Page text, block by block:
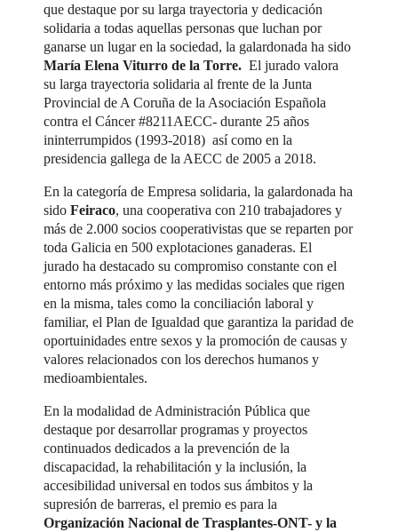
que destaque por su larga trayectoria y dedicación
solidaria a todas aquellas personas que luchan por
ganarse un lugar en la sociedad, la galardonada ha sido
María Elena Viturro de la Torre. El jurado valora
su larga trayectoria solidaria al frente de la Junta
Provincial de A Coruña de la Asociación Española
contra el Cáncer #8211AECC- durante 25 años
ininterrumpidos (1993-2018) así como en la
presidencia gallega de la AECC de 2005 a 2018.
En la categoría de Empresa solidaria, la galardonada ha
sido Feiraco, una cooperativa con 210 trabajadores y
más de 2.000 socios cooperativistas que se reparten por
toda Galicia en 500 explotaciones ganaderas. El
jurado ha destacado su compromiso constante con el
entorno más próximo y las medidas sociales que rigen
en la misma, tales como la conciliación laboral y
familiar, el Plan de Igualdad que garantiza la paridad de
oportuinidades entre sexos y la promoción de causas y
valores relacionados con los derechos humanos y
medioambientales.
En la modalidad de Administración Pública que
destaque por desarrollar programas y proyectos
continuados dedicados a la prevención de la
discapacidad, la rehabilitación y la inclusión, la
accesibilidad universal en todos sus ámbitos y la
supresión de barreras, el premio es para la
Organización Nacional de Trasplantes-ONT- y la